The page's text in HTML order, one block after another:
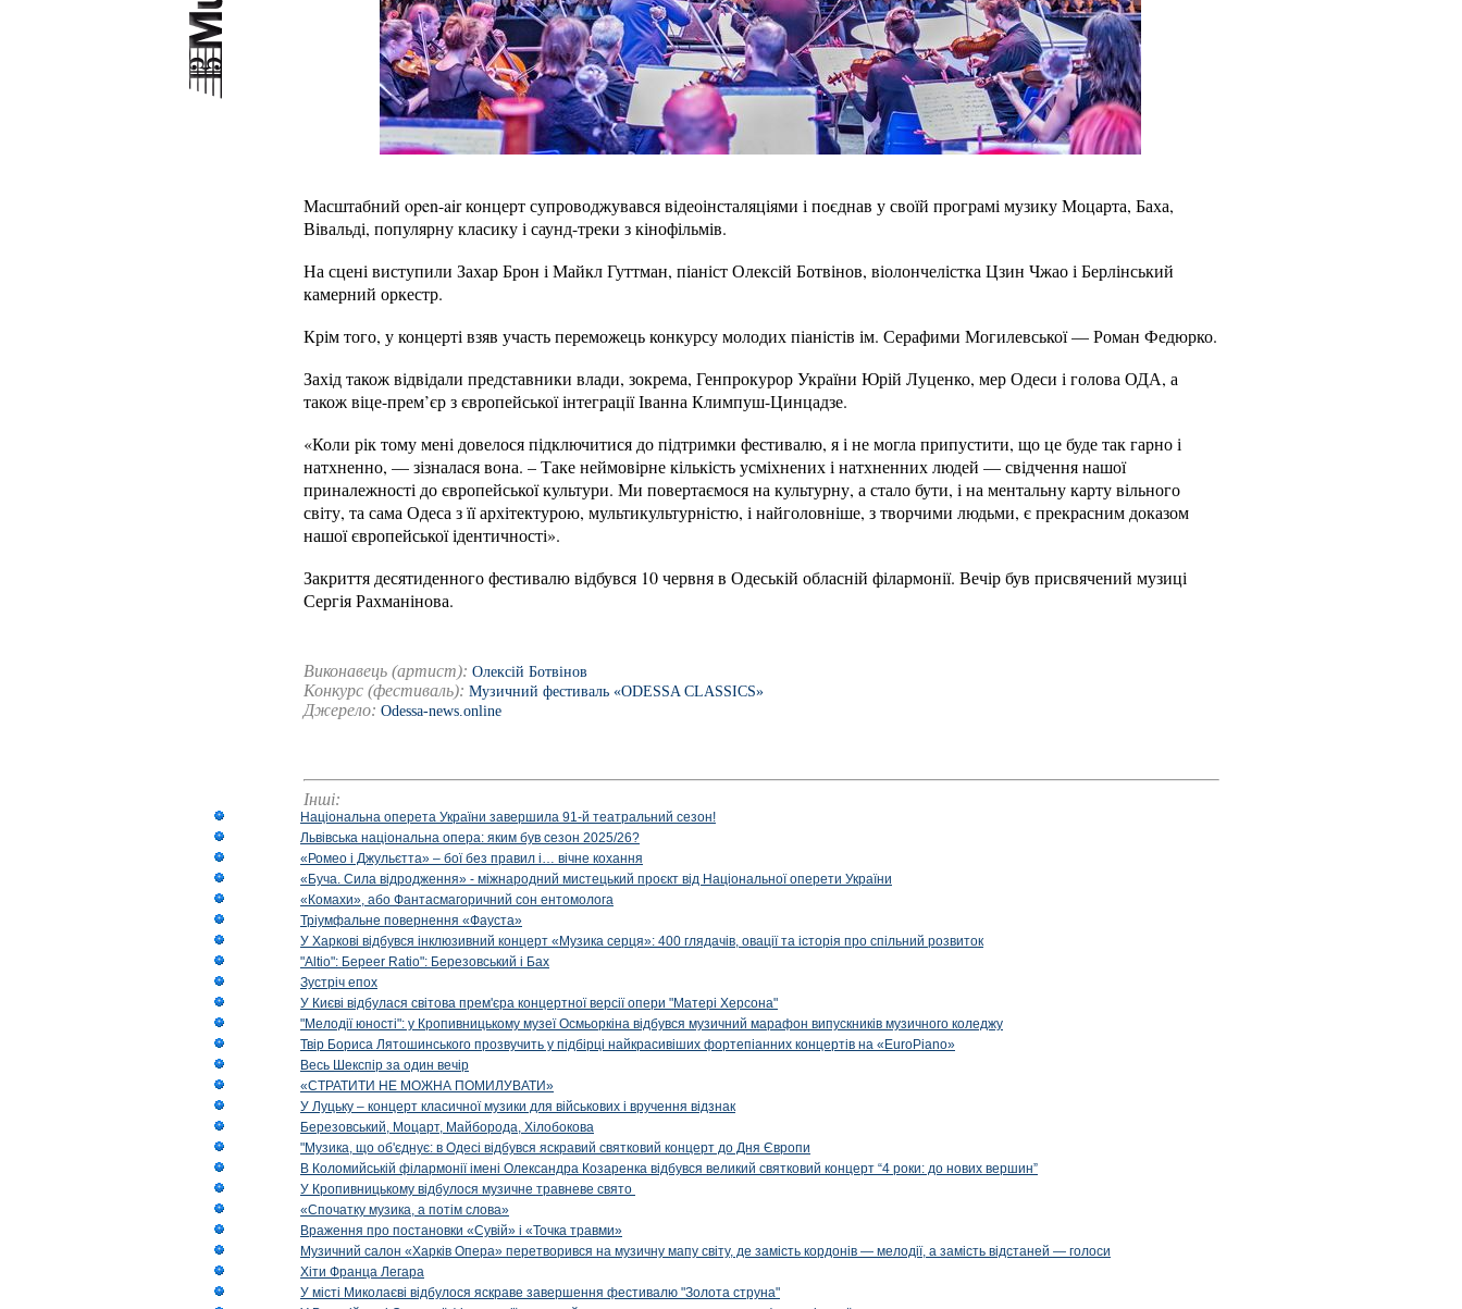
Масштабний open-air концерт супроводжувався відеоінсталяціями і поєднав у своїй програмі музику Моцарта, Баха,
Вівальді, популярну класику і саунд-треки з кінофільмів.
На сцені виступили Захар Брон і Майкл Гуттман, піаніст Олексій Ботвінов, віолончелістка Цзин Чжао і Берлінський
камерний оркестр.
Крім того, у концерті взяв участь переможець конкурсу молодих піаністів ім. Серафими Могилевської — Роман Федюрко.
Захід також відвідали представники влади, зокрема, Генпрокурор України Юрій Луценко, мер Одеси і голова ОДА, а
також віце-прем’єр з європейської інтеграції Іванна Климпуш-Цинцадзе.
«Коли рік тому мені довелося підключитися до підтримки фестивалю, я і не могла припустити, що це буде так гарно і
натхненно, — зізналася вона. – Таке неймовірне кількість усміхнених і натхненних людей — свідчення нашої
приналежності до європейської культури. Ми повертаємося на культурну, а стало бути, і на ментальну карту вільного
світу, та сама Одеса з її архітектурою, мультикультурністю, і найголовніше, з творчими людьми, є прекрасним доказом
нашої європейської ідентичності».
Закриття десятиденного фестивалю відбувся 10 червня в Одеській обласній філармонії. Вечір був присвячений музиці
Сергія Рахманінова.
Виконавець (артист): Олексій Ботвінов
Конкурс (фестиваль): Музичний фестиваль «ODESSA CLASSICS»
Джерело: Odessa-news.online
Інші:
Національна оперета України завершила 91-й театральний сезон!
Львівська національна опера: яким був сезон 2025/26?
«Ромео і Джульєтта» – бої без правил і… вічне кохання
«Буча. Сила відродження» - міжнародний мистецький проєкт від Національної оперети України
«Комахи», або Фантасмагоричний сон ентомолога
Тріумфальне повернення «Фауста»
У Харкові відбувся інклюзивний концерт «Музика серця»: 400 глядачів, овації та історія про спільний розвиток
"Altio": Береer Ratio": Березовський і Бах
Зустріч епох
У Києві відбулася світова прем'єра концертної версії опери "Матері Херсона"
"Мелодії юності": у Кропивницькому музеї Осмьоркіна відбувся музичний марафон випускників музичного коледжу
Твір Бориса Лятошинського прозвучить у підбірці найкрасивіших фортепіанних концертів на «EuroPiano»
Весь Шекспір за один вечір
«СТРАТИТИ НЕ МОЖНА ПОМИЛУВАТИ»
У Луцьку – концерт класичної музики для військових і вручення відзнак
Березовський, Моцарт, Майборода, Хілобокова
"Музика, що об'єднує: в Одесі відбувся яскравий святковий концерт до Дня Європи
В Коломийській філармонії імені Олександра Козаренка відбувся великий святковий концерт “4 роки: до нових вершин”
У Кропивницькому відбулося музичне травневе свято
«Спочатку музика, а потім слова»
Враження про постановки «Сувій» і «Точка травми»
Музичний салон «Харків Опера» перетворився на музичну мапу світу, де замість кордонів — мелодії, а замість відстаней — голоси
Хіти Франца Легара
У місті Миколаєві відбулося яскраве завершення фестивалю "Золота струна"